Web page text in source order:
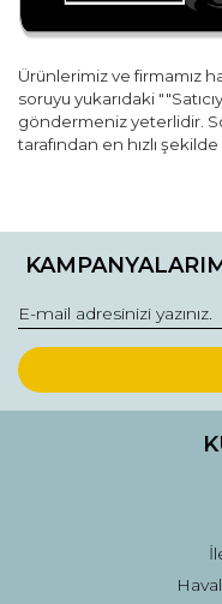
Ürünlerimiz ve firmamız
soruyu yukarıdaki
göndermeniz yeterlidir.
tarafından en hızlı şekilde
konularda yetersiz
Görüş ve önerileriniz
Ürün resmi kalitesiz,
Ürün açıklamasında
Ürün fiyatı diğer